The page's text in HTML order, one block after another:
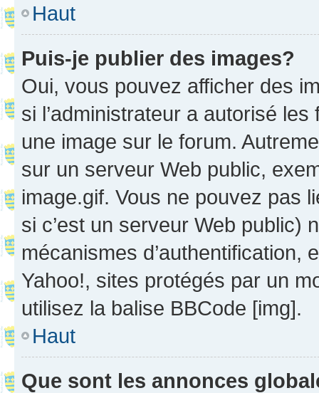
Haut
Puis-je publier des images?
Oui, vous pouvez afficher des
si l’administrateur a autorisé
une image sur le forum.
sur un serveur Web public,
image.gif. Vous ne pouvez pas
si c’est un serveur Web public)
mécanismes d’authentification,
Yahoo!, sites protégés par un
utilisez la balise BBCode [img].
Haut
Que sont les annonces